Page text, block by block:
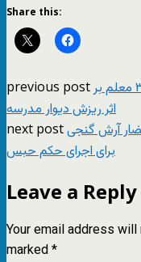
Share this:
previous postعلی آباد کتول؛ مصدومیت ۷ دانش آموز و ۳ معلم بر
اثر ریزش دیوار مدرسه
next postآرش گنجی
برای اجرای حکم حبس
Leave a Reply
Your email address
marked*